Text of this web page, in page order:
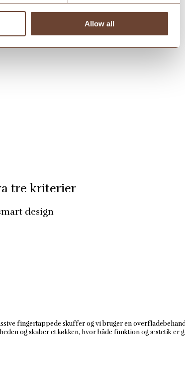
Allow all
tre kriterier
design
fingertappede skuffer og vi bruger en
og skaber et køkken, hvor både funktion og æstetik er